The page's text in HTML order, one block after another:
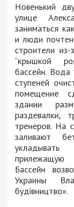
Новенький
улице
заниматься
и люди
строители
“крышкой
бассейн. Вода
ступеней
помещение
здании
раздевалки,
тренеров. На
заливают
прилежащую
Бассейн
Украины
будівництво».